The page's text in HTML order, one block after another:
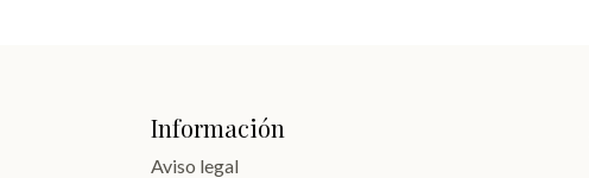
Información
Aviso legal